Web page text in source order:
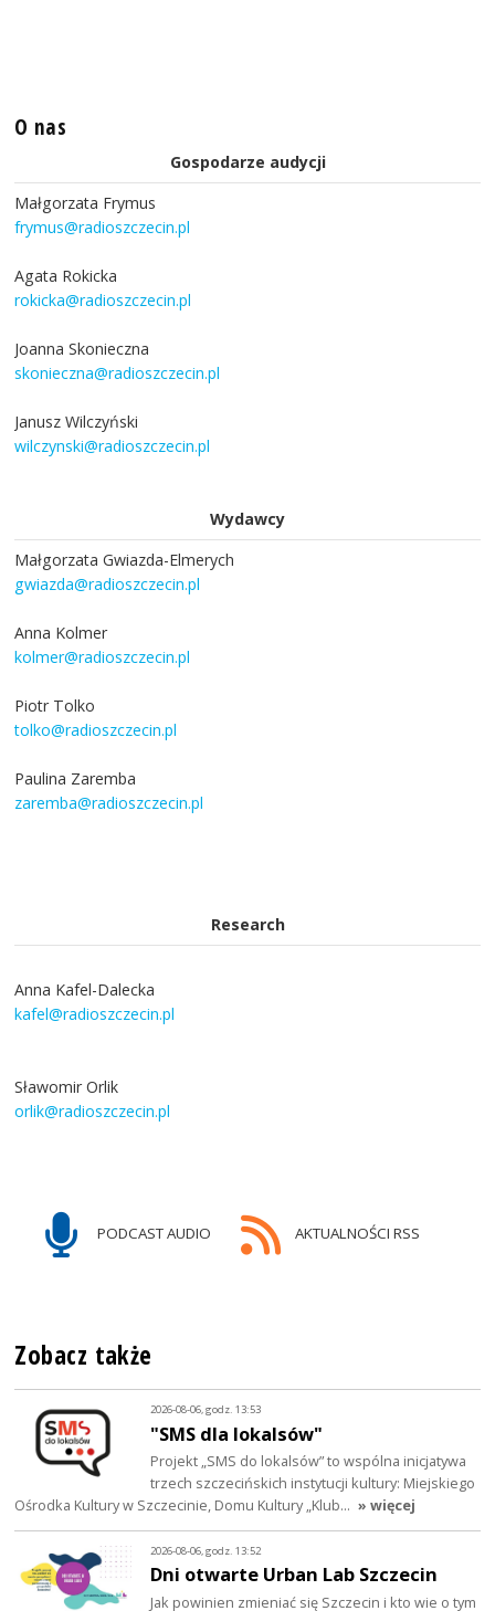
O nas
Gospodarze audycji
Małgorzata Frymus
frymus@radioszczecin.pl
Agata Rokicka
rokicka@radioszczecin.pl
Joanna Skonieczna
skonieczna@radioszczecin.pl
Janusz Wilczyński
wilczynski@radioszczecin.pl
Wydawcy
Małgorzata Gwiazda-Elmerych
gwiazda@radioszczecin.pl
Anna Kolmer
kolmer@radioszczecin.pl
Piotr Tolko
tolko@radioszczecin.pl
Paulina Zaremba
zaremba@radioszczecin.pl
Research
Anna Kafel-Dalecka
kafel@radioszczecin.pl
Sławomir Orlik
orlik@radioszczecin.pl
PODCAST AUDIO AKTUALNOŚCI RSS
Zobacz także
2026-08-06, godz. 13:53
"SMS dla lokalsów"
Projekt „SMS do lokalsów” to wspólna inicjatywa
trzech szczecińskich instytucji kultury: Miejskiego
Ośrodka Kultury w Szczecinie, Domu Kultury „Klub… » więcej
2026-08-06, godz. 13:52
Dni otwarte Urban Lab Szczecin
Jak powinien zmieniać się Szczecin i kto wie o tym